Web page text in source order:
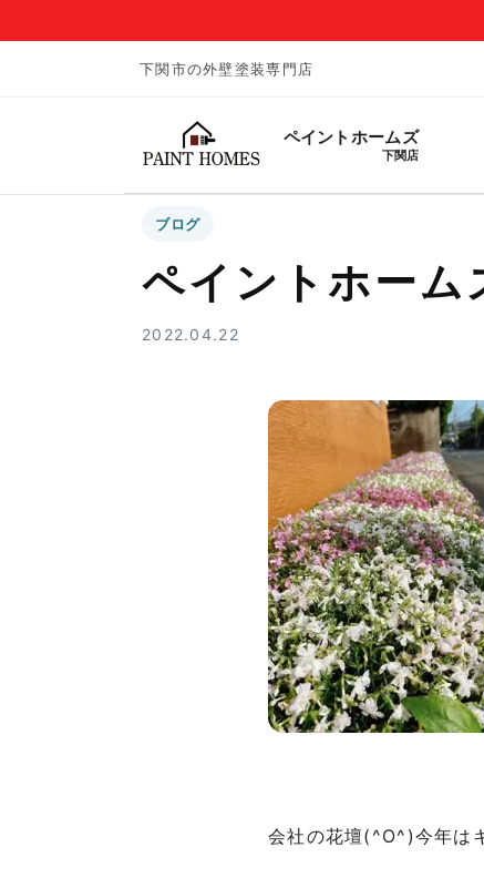
下関市の外壁塗装専門店
ペイントホームズ
下関店
ブログ
ペイントホー
2022.04.22
会社の花壇(^O^)今年は